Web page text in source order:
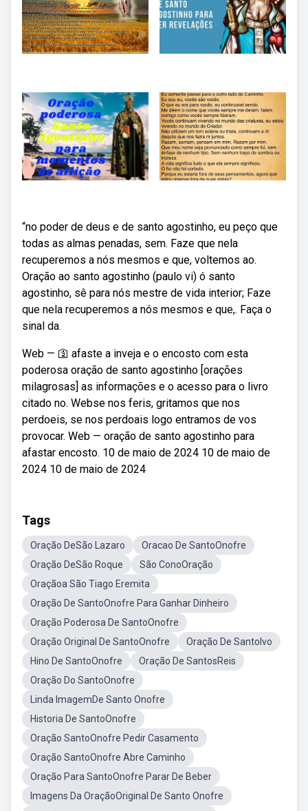
“no poder de deus e de santo agostinho, eu peço que
todas as almas penadas, sem. Faze que nela
recuperemos a nós mesmos e que, voltemos ao.
Oração ao santo agostinho (paulo vi) ó santo
agostinho, sê para nós mestre de vida interior; Faze
que nela recuperemos a nós mesmos e que,. Faça o
sinal da.
Web — 🛐 afaste a inveja e o encosto com esta
poderosa oração de santo agostinho [orações
milagrosas] as informações e o acesso para o livro
citado no. Webse nos feris, gritamos que nos
perdoeis, se nos perdoais logo entramos de vos
provocar. Web — oração de santo agostinho para
afastar encosto. 10 de maio de 2024 10 de maio de
2024 10 de maio de 2024
Tags
Oração DeSão Lazaro
Oracao De SantoOnofre
Oração DeSão Roque
São ConoOração
Oraçãoa São Tiago Eremita
Oração De SantoOnofre Para Ganhar Dinheiro
Oração Poderosa De SantoOnofre
Oração Original De SantoOnofre
Oração De SantoIvo
Hino De SantoOnofre
Oração De SantosReis
Oração Do SantoOnofre
Linda ImagemDe Santo Onofre
Historia De SantoOnofre
Oração SantoOnofre Pedir Casamento
Oração SantoOnofre Abre Caminho
Oração Para SantoOnofre Parar De Beber
Imagens Da OraçãoOriginal De Santo Onofre